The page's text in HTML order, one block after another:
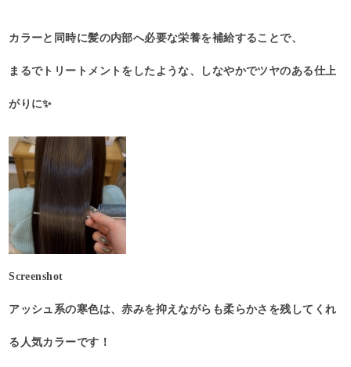
カラーと同時に髪の内部へ必要な栄養を補給することで、
まるでトリートメントをしたような、しなやかでツヤのある仕上
がりに✨
Screenshot
アッシュ系の寒色は、赤みを抑えながらも柔らかさを残してくれ
る人気カラーです！